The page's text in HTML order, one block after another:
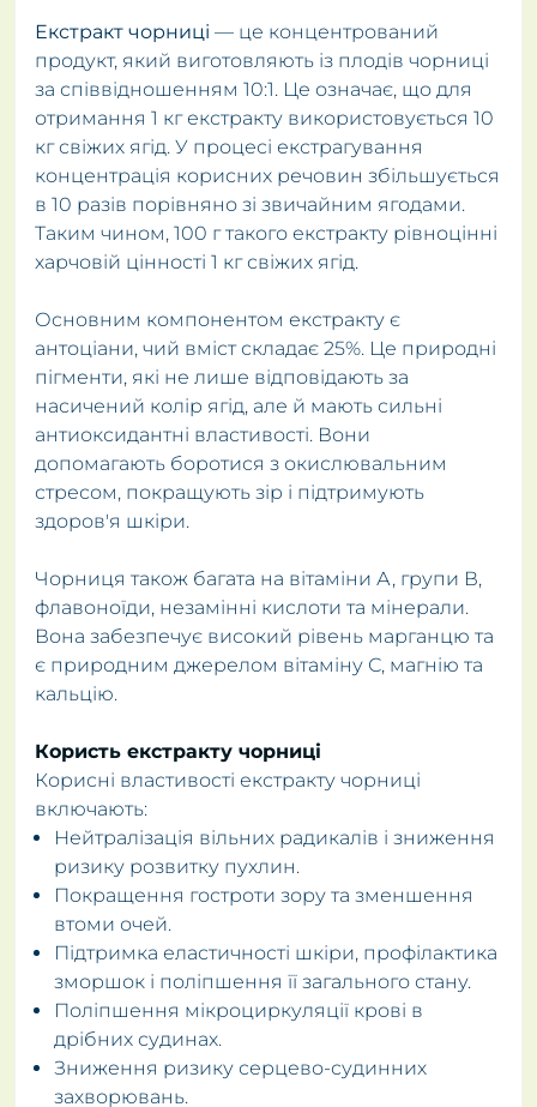
Екстракт чорниці — це концентрований
продукт, який виготовляють із плодів чорниці
за співвідношенням 10:1. Це означає, що для
отримання 1 кг екстракту використовується 10
кг свіжих ягід. У процесі екстрагування
концентрація корисних речовин збільшується
в 10 разів порівняно зі звичайним ягодами.
Таким чином, 100 г такого екстракту рівноцінні
харчовій цінності 1 кг свіжих ягід.
Основним компонентом екстракту є
антоціани, чий вміст складає 25%. Це природні
пігменти, які не лише відповідають за
насичений колір ягід, але й мають сильні
антиоксидантні властивості. Вони
допомагають боротися з окислювальним
стресом, покращують зір і підтримують
здоров'я шкіри.
Чорниця також багата на вітаміни А, групи В,
флавоноїди, незамінні кислоти та мінерали.
Вона забезпечує високий рівень марганцю та
є природним джерелом вітаміну С, магнію та
кальцію.
Користь екстракту чорниці
Корисні властивості екстракту чорниці
включають:
Нейтралізація вільних радикалів і зниження
ризику розвитку пухлин.
Покращення гостроти зору та зменшення
втоми очей.
Підтримка еластичності шкіри, профілактика
зморшок і поліпшення її загального стану.
Поліпшення мікроциркуляції крові в
дрібних судинах.
Зниження ризику серцево-судинних
захворювань.